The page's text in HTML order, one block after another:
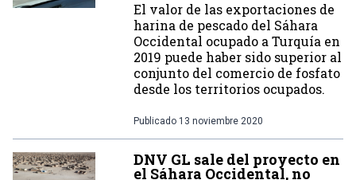
El valor de las exportaciones de
harina de pescado del Sáhara
Occidental ocupado a Turquía en
2019 puede haber sido superior al
conjunto del comercio de fosfato
desde los territorios ocupados.
Publicado 13 noviembre 2020
DNV GL sale del proyecto en
el Sáhara Occidental, no